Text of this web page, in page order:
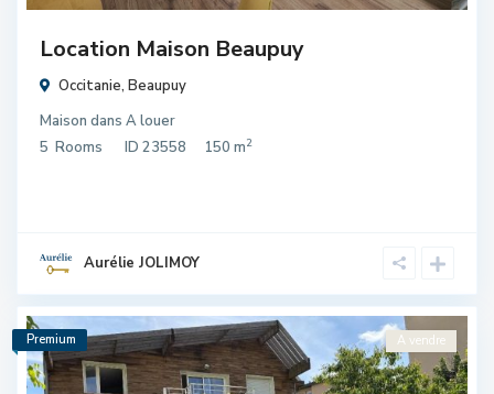
Location Maison Beaupuy
Occitanie, Beaupuy
Maison dans A louer
5 Rooms ID 23558 150 m2
Aurélie JOLIMOY
A vendre
Premium